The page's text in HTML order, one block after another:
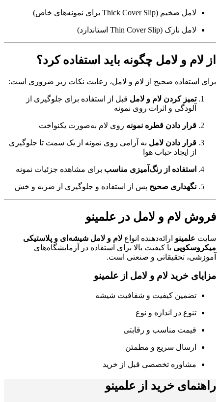
لامل ضخیم (Thick Cover Slip برای نمونه‌های خاص)
لامل نازک (Thin Cover Slip استاندارد)
از لام و لامل چگونه باید استفاده کرد؟
برای استفاده صحیح از لام و لامل، رعایت نکات زیر ضروری است:
تمیز کردن لام و لامل قبل از استفاده برای جلوگیری از
آلودگی و اثرات روی نمونه
قرار دادن قطره نمونه روی لام به‌صورت یکنواخت
قرار دادن لامل به آرامی روی نمونه از یک سمت تا جلوگیری
از ایجاد حباب هوا
استفاده از رنگ‌آمیزی مناسب برای مشاهده جزئیات نمونه
نگهداری صحیح پس از استفاده و جلوگیری از ضربه و خش
فروش لام و لامل در علمینو
سایت علمینو ارائه‌دهنده انواع لام و لامل شیشه‌ای و پلاستیکی
میکروسکوپی با کیفیت بالا برای استفاده در آزمایشگاه‌های
آموزشی، تحقیقاتی و صنعتی است.
مزایای خرید لام و لامل از علمینو
تضمین کیفیت و شفافیت شیشه
تنوع در اندازه و نوع
قیمت مناسب و رقابتی
ارسال سریع و مطمئن
مشاوره تخصصی قبل از خرید
راهنمای خرید از علمینو